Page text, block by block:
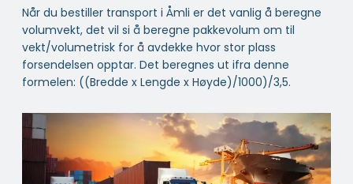
Når du bestiller transport i Åmli er det vanlig å beregne
volumvekt, det vil si å beregne pakkevolum om til
vekt/volumetrisk for å avdekke hvor stor plass
forsendelsen opptar. Det beregnes ut ifra denne
formelen: ((Bredde x Lengde x Høyde)/1000)/3,5.